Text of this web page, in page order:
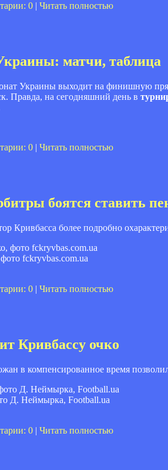
0 | Читать полностью
матчи, таблица
Украины выходит на финишную
Правда, на сегодняшний день в
0 | Читать полностью
боятся ставить
Кривбасса более подробно
fckryvbas.com.ua
0 | Читать полностью
Кривбассу очко
в компенсированное время
Д. Неймырка, Football.ua
0 | Читать полностью